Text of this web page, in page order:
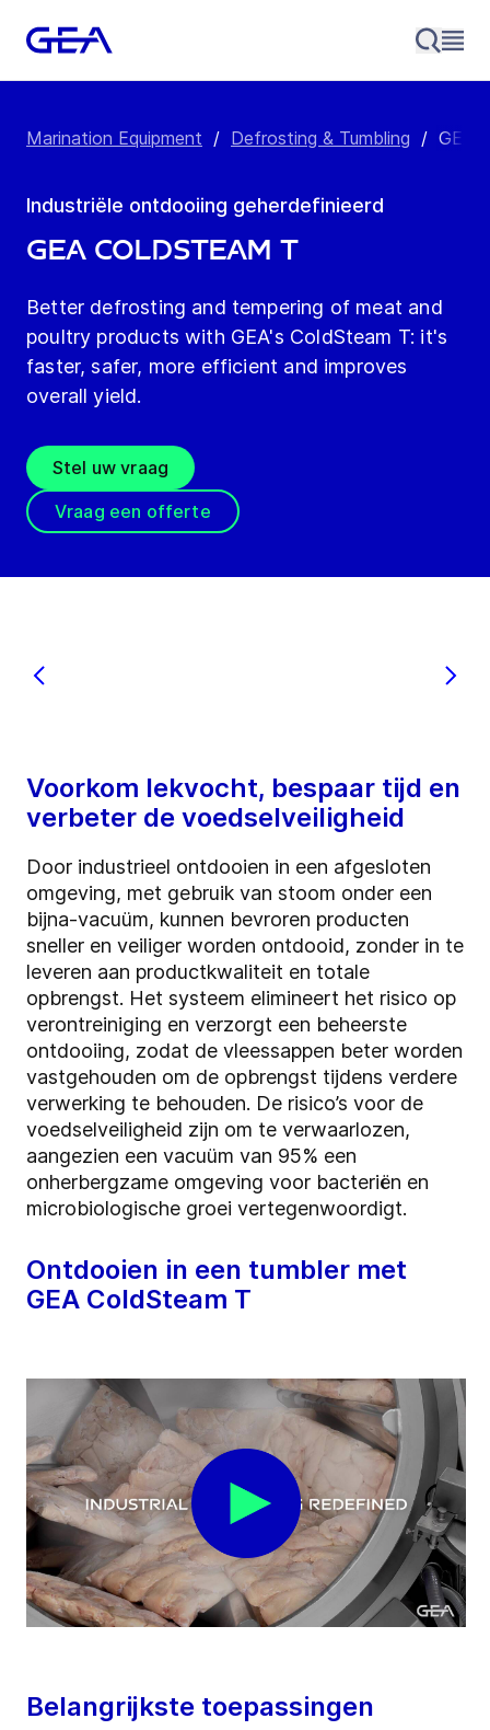
Marination Equipment / Defrosting & Tumbling / GEA
Industriële ontdooiing geherdefinieerd
GEA ColdSteam T
Better defrosting and tempering of meat and
poultry products with GEA's ColdSteam T: it's
faster, safer, more efficient and improves
overall yield.
Stel uw vraag
Vraag een offerte
Voorkom lekvocht, bespaar tijd en
verbeter de voedselveiligheid
Door industrieel ontdooien in een afgesloten
omgeving, met gebruik van stoom onder een
bijna-vacuüm, kunnen bevroren producten
sneller en veiliger worden ontdooid, zonder in te
leveren aan productkwaliteit en totale
opbrengst. Het systeem elimineert het risico op
verontreiniging en verzorgt een beheerste
ontdooiing, zodat de vleessappen beter worden
vastgehouden om de opbrengst tijdens verdere
verwerking te behouden. De risico’s voor de
voedselveiligheid zijn om te verwaarlozen,
aangezien een vacuüm van 95% een
onherbergzame omgeving voor bacteriën en
microbiologische groei vertegenwoordigt.
Ontdooien in een tumbler met
GEA ColdSteam T
Belangrijkste toepassingen